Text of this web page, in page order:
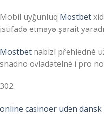
Mobil uyğunluq Mostbet
istifadə etməyə şərait
Mostbet nabízí přehledné
snadno ovladatelné i pro
302.
online casinoer uden dansk